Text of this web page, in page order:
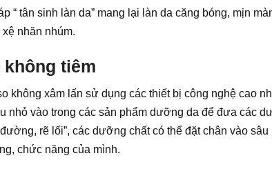
“ tân sinh làn da” mang lại làn da căng bóng, mịn
nhăn nhúm.
tiêm
không xâm lấn sử dụng các thiết bị công nghệ cao
nhỏ vào trong các sản phẩm dưỡng da để đưa các
rẽ lối”, các dưỡng chất có thể đặt chân vào sâu
chức năng của mình.